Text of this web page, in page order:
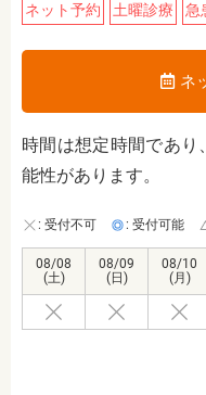
ネット予約 土曜診療 急
ネ
時間は想定時間であ
能性があります。
: 受付不可 : 受付可能
08/08
(土)
08/09
(日)
08/10
(月)